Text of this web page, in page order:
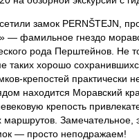
замок РЕRNŠTEJN,
фамильное гнездо
рода Перштейнов. Не
таких хорошо
крепостей практически
находится Моравский
крепость
маршрутов. Замечательное,
— просто неподражаем!